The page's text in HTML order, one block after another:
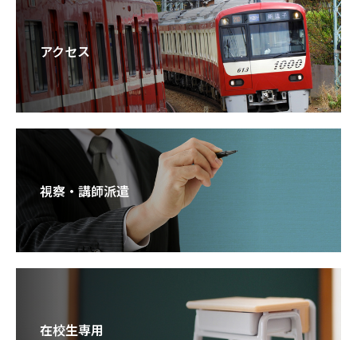
アクセス
視察・講師派遣
在校生専用